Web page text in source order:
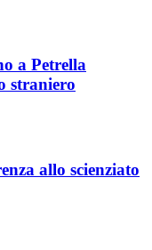
a Petrella
straniero
allo scienziato